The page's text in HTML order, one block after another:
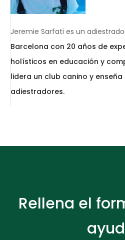
Jeremie Sarfati es un
Barcelona con 20 años de
holísticos en educación y
lidera un club canino y
adiestradores.
Rellena el